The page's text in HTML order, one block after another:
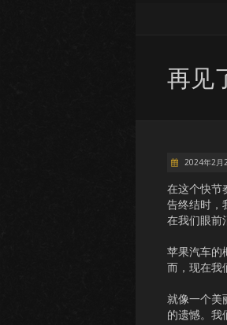
再见
2024年2月
在这个快节
告终结时，
在我们眼前
苹果汽车的
而，现在我
就像一个美
的遗憾。我